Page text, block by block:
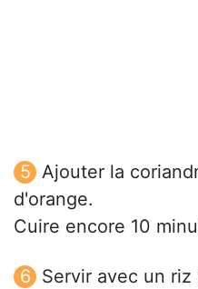
Ajouter la
d'orange.
Cuire encore 10
Servir avec un riz